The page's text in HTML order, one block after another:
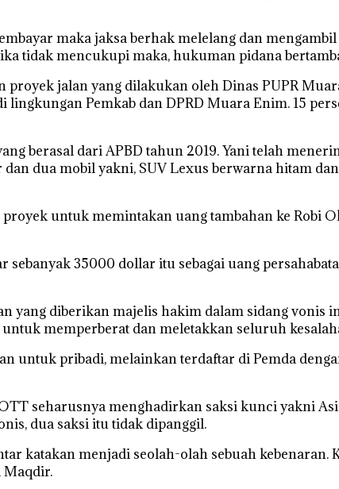
maka jaksa berhak melelang dan
tidak mencukupi maka, hukuman pidana
jalan yang dilakukan oleh Dinas PUPR
Pemkab dan DPRD Muara Enim. 15
berasal dari APBD tahun 2019. Yani telah
dua mobil yakni, SUV Lexus berwarna hitam
untuk memintakan uang tambahan ke Robi
35000 dollar itu sebagai uang
yang diberikan majelis hakim dalam sidang vonis
memperberat dan meletakkan seluruh
pribadi, melainkan terdaftar di Pemda
seharusnya menghadirkan saksi kunci yakni
dua saksi itu tidak dipanggil.
katakan menjadi seolah-olah sebuah kebenaran.
Maqdir.